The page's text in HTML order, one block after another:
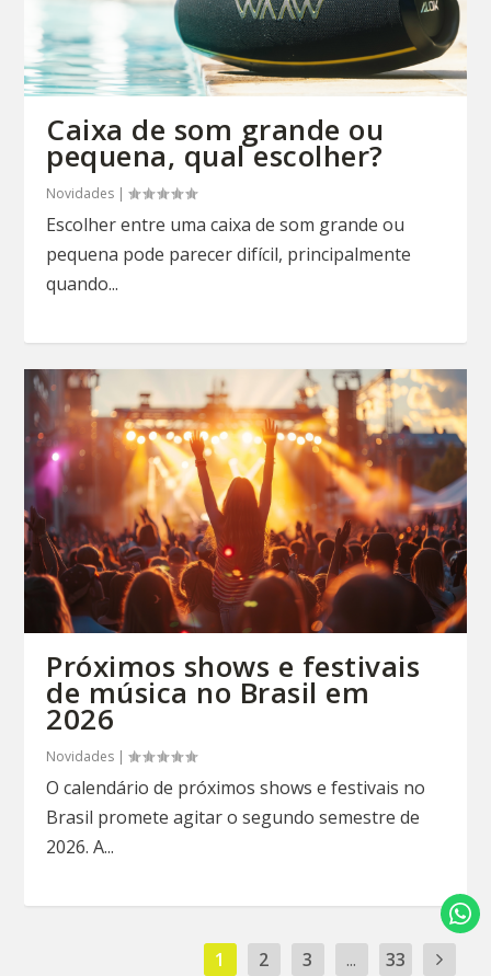
Caixa de som grande ou
pequena, qual escolher?
Novidades |
Escolher entre uma caixa de som grande ou
pequena pode parecer difícil, principalmente
quando...
Próximos shows e festivais
de música no Brasil em
2026
Novidades |
O calendário de próximos shows e festivais no
Brasil promete agitar o segundo semestre de
2026. A...
1 2 3 ... 33